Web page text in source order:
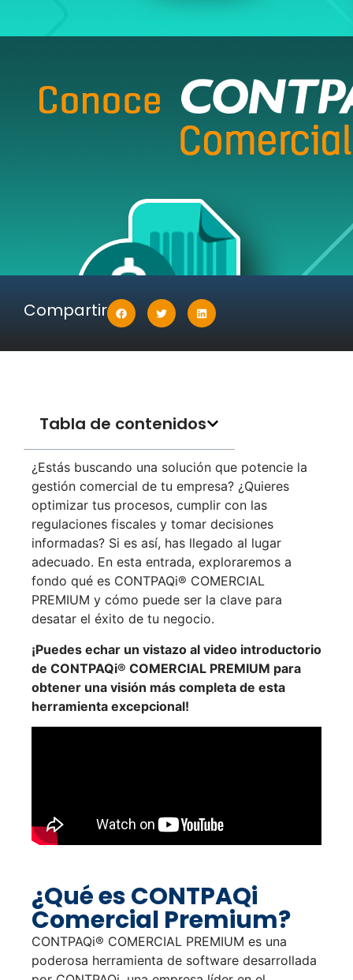
Compartir
Tabla de contenidos
¿Estás buscando una solución que potencie la
gestión comercial de tu empresa? ¿Quieres
optimizar tus procesos, cumplir con las
regulaciones fiscales y tomar decisiones
informadas? Si es así, has llegado al lugar
adecuado. En esta entrada, exploraremos a
fondo qué es CONTPAQi® COMERCIAL
PREMIUM y cómo puede ser la clave para
desatar el éxito de tu negocio.
¡Puedes echar un vistazo al video introductorio
de CONTPAQi® COMERCIAL PREMIUM para
obtener una visión más completa de esta
herramienta excepcional!
¿Qué es CONTPAQi
Comercial Premium?
CONTPAQi® COMERCIAL PREMIUM es una
poderosa herramienta de software desarrollada